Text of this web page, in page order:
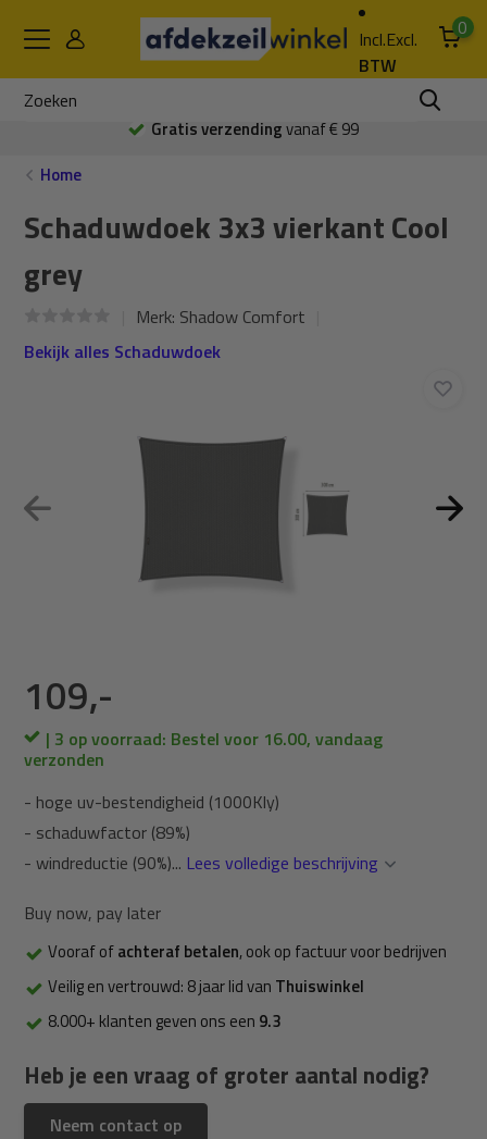
Incl.Excl.
BTW
0
Gratis verzendingvanaf € 99
Home
Schaduwdoek 3x3 vierkant Cool
grey
Merk: Shadow Comfort
Bekijk alles Schaduwdoek
109,-
| 3 op voorraad: Bestel voor 16.00, vandaag
verzonden
- hoge uv-bestendigheid (1000Kly)
- schaduwfactor (89%)
- windreductie (90%)... Lees volledige beschrijving
Buy now, pay later
Vooraf ofachteraf betalen, ook op factuur voor bedrijven
Veilig en vertrouwd: 8 jaar lid van Thuiswinkel
8.000+ klanten geven ons een 9.3
Heb je een vraag of groter aantal nodig?
Neem contact op